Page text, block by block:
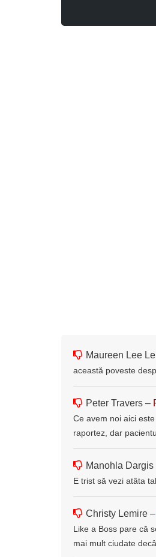
Maureen Lee
această poveste
Peter Travers –
Ce avem noi aici
raportez, dar
Manohla Dargis
E trist să vezi atâta
Christy Lemire –
Like a Boss pare că
mai mult ciudate